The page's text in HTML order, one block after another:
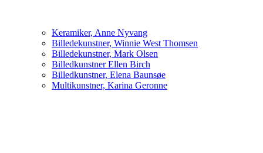
Keramiker, Anne Nyvang
Billedekunstner, Winnie West Thomsen
Billedekunstner, Mark Olsen
Billedkunstner Ellen Birch
Billedkunstner, Elena Baunsøe
Multikunstner, Karina Geronne